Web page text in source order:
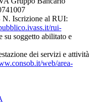
N. Iscrizione al RUI:
rui-
su soggetto abilitato e
dei servizi e attività
web/area-